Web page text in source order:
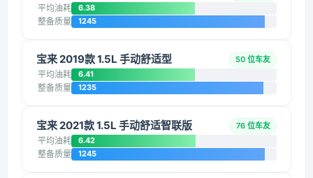
平均油耗 6.38
整备质量 1245
宝来 2019款 1.5L 手动舒适型 50 位车友
平均油耗 6.41
整备质量 1235
宝来 2021款 1.5L 手动舒适智联版 76 位车友
平均油耗 6.42
整备质量 1245